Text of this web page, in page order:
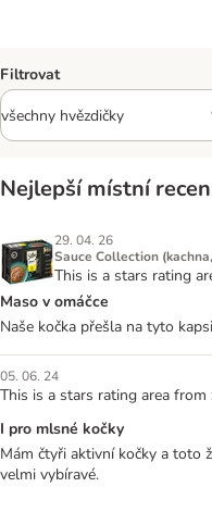
Filtrovat
Nejlepší místní
29. 04. 26
Sauce Collection
This is a stars rating
Maso v omáčce
Naše kočka přešla na tyto
05. 06. 24
This is a stars rating area from
I pro mlsné kočky
Mám čtyři aktivní kočky a toto
velmi vybíravé.